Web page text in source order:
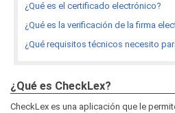
¿Qué es el certificado electrónico?
¿Qué es la verificación de la firma
¿Qué requisitos técnicos necesito
¿Qué es CheckLex?
CheckLex es una aplicación que le